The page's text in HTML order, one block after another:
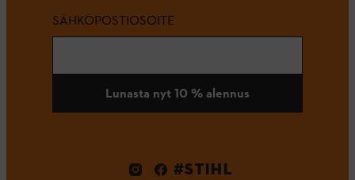
SÄHKÖPOSTIOSOITE
Lunasta nyt 10 % alennus
#STIHL